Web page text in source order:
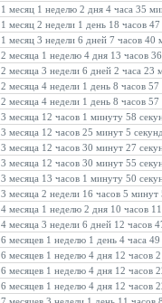
1 месяц 1 неделю 2 дня 4 часа 35
1 месяц 2 недели 1 день 18 часов
1 месяц 3 недели 6 дней 7 часов 40
2 месяца 1 неделю 4 дня 13 часов
2 месяца 3 недели 6 дней 2 часа 23
2 месяца 4 недели 1 день 8 часов
2 месяца 4 недели 1 день 8 часов
3 месяца 12 часов 1 минуту 58
3 месяца 12 часов 25 минут 5
3 месяца 12 часов 30 минут 27
3 месяца 12 часов 30 минут 55
3 месяца 13 часов 1 минуту 50
3 месяца 2 недели 16 часов 5 минут
4 месяца 1 неделю 2 дня 10 часов
4 месяца 3 недели 6 дней 12 часов
6 месяцев 1 неделю 1 день 4 часа
6 месяцев 1 неделю 4 дня 12 часов
6 месяцев 1 неделю 4 дня 12 часов
6 месяцев 1 неделю 4 дня 12 часов